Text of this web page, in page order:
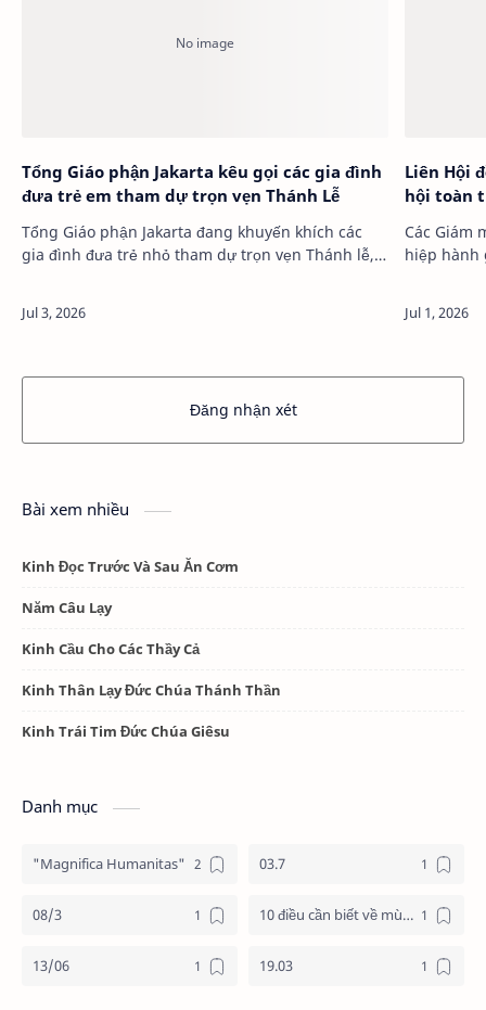
Tổng Giáo phận Jakarta kêu gọi các gia đình
đưa trẻ em tham dự trọn vẹn Thánh Lễ
Tổng Giáo phận Jakarta đang khuyến khích các
gia đình đưa trẻ nhỏ tham dự trọn vẹn Thánh lễ,
Liên Hội
hội toàn
Các Giám
hiệp hành giai
Đăng nhận xét
Bài xem nhiều
Kinh Đọc Trước Và Sau Ăn Cơm
Năm Câu Lạy
Kinh Cầu Cho Các Thầy Cả
Kinh Thân Lạy Đức Chúa Thánh Thần
Kinh Trái Tim Đức Chúa Giêsu
Danh mục
"Magnifica Humanitas" 03.7
08/3 10 điều cần biết về mùa vọng
13/06 19.03